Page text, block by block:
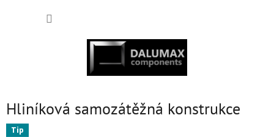
Hliníková samozátěžná konstrukce
Tip